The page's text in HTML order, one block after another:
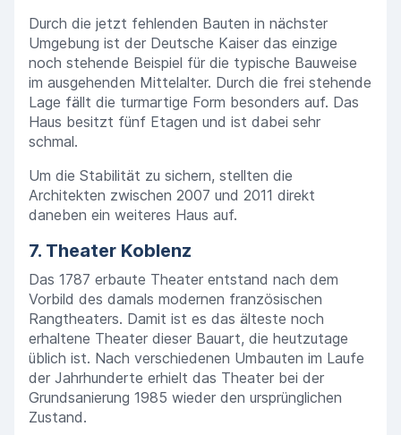
Durch die jetzt fehlenden Bauten in nächster
Umgebung ist der Deutsche Kaiser das einzige
noch stehende Beispiel für die typische Bauweise
im ausgehenden Mittelalter. Durch die frei stehende
Lage fällt die turmartige Form besonders auf. Das
Haus besitzt fünf Etagen und ist dabei sehr
schmal.
Um die Stabilität zu sichern, stellten die
Architekten zwischen 2007 und 2011 direkt
daneben ein weiteres Haus auf.
7. Theater Koblenz
Das 1787 erbaute Theater entstand nach dem
Vorbild des damals modernen französischen
Rangtheaters. Damit ist es das älteste noch
erhaltene Theater dieser Bauart, die heutzutage
üblich ist. Nach verschiedenen Umbauten im Laufe
der Jahrhunderte erhielt das Theater bei der
Grundsanierung 1985 wieder den ursprünglichen
Zustand.